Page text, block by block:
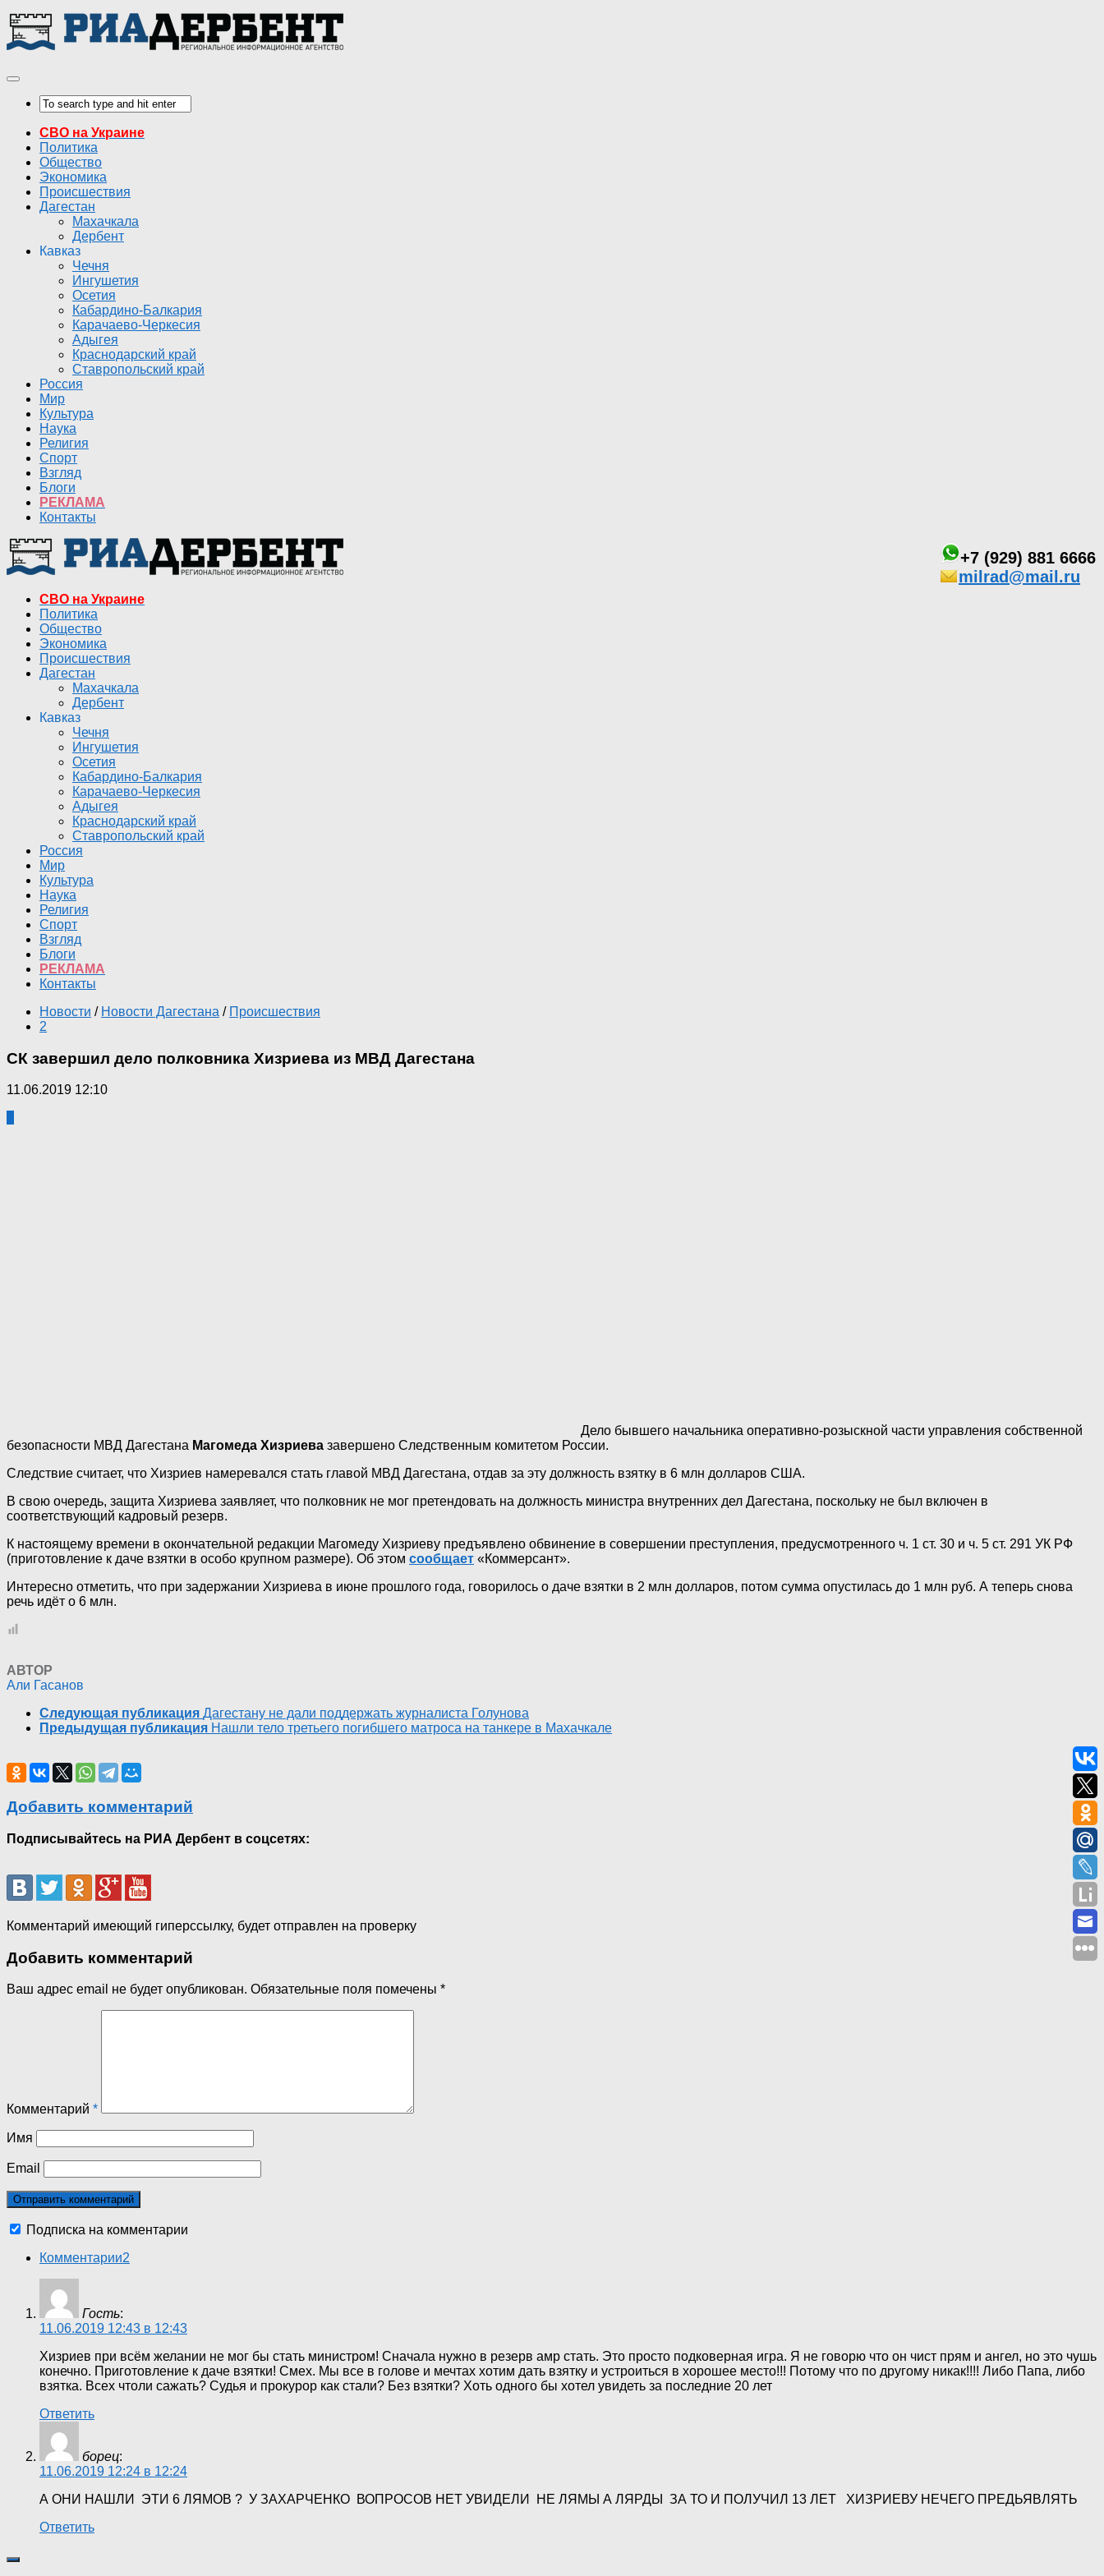
СВО на Украине
Политика
Общество
Экономика
Происшествия
Дагестан
Махачкала
Дербент
Кавказ
Чечня
Ингушетия
Осетия
Кабардино-Балкария
Карачаево-Черкесия
Адыгея
Краснодарский край
Ставропольский край
Россия
Мир
Культура
Наука
Религия
Спорт
Взгляд
Блоги
РЕКЛАМА
Контакты
+7 (929) 881 6666
milrad@mail.ru
СВО на Украине
Политика
Общество
Экономика
Происшествия
Дагестан
Махачкала
Дербент
Кавказ
Чечня
Ингушетия
Осетия
Кабардино-Балкария
Карачаево-Черкесия
Адыгея
Краснодарский край
Ставропольский край
Россия
Мир
Культура
Наука
Религия
Спорт
Взгляд
Блоги
РЕКЛАМА
Контакты
Новости / Новости Дагестана / Происшествия
2
СК завершил дело полковника Хизриева из МВД Дагестана
11.06.2019 12:10
Дело бывшего начальника оперативно-розыскной части управления собственной
безопасности МВД Дагестана Магомеда Хизриева завершено Следственным комитетом России.
Следствие считает, что Хизриев намеревался стать главой МВД Дагестана, отдав за эту должность взятку в 6 млн долларов США.
В свою очередь, защита Хизриева заявляет, что полковник не мог претендовать на должность министра внутренних дел Дагестана, поскольку не был включен в
соответствующий кадровый резерв.
К настоящему времени в окончательной редакции Магомеду Хизриеву предъявлено обвинение в совершении преступления, предусмотренного ч. 1 ст. 30 и ч. 5 ст. 291 УК РФ
(приготовление к даче взятки в особо крупном размере). Об этом сообщает «Коммерсант».
Интересно отметить, что при задержании Хизриева в июне прошлого года, говорилось о даче взятки в 2 млн долларов, потом сумма опустилась до 1 млн руб. А теперь снова
речь идёт о 6 млн.
АВТОР
Али Гасанов
Следующая публикация Дагестану не дали поддержать журналиста Голунова
Предыдущая публикация Нашли тело третьего погибшего матроса на танкере в Махачкале
Добавить комментарий
Подписывайтесь на РИА Дербент в соцсетях:
Комментарий имеющий гиперссылку, будет отправлен на проверку
Добавить комментарий
Ваш адрес email не будет опубликован. Обязательные поля помечены *
Комментарий *
Имя
Email
Подписка на комментарии
Комментарии2
Гость:
11.06.2019 12:43 в 12:43
Хизриев при всём желании не мог бы стать министром! Сначала нужно в резерв амр стать. Это просто подковерная игра. Я не говорю что он чист прям и ангел, но это чушь
конечно. Приготовление к даче взятки! Смех. Мы все в голове и мечтах хотим дать взятку и устроиться в хорошее место!!! Потому что по другому никак!!!! Либо Папа, либо
взятка. Всех чтоли сажать? Судья и прокурор как стали? Без взятки? Хоть одного бы хотел увидеть за последние 20 лет
Ответить
борец:
11.06.2019 12:24 в 12:24
А ОНИ НАШЛИ ЭТИ 6 ЛЯМОВ ? У ЗАХАРЧЕНКО ВОПРОСОВ НЕТ УВИДЕЛИ НЕ ЛЯМЫ А ЛЯРДЫ ЗА ТО И ПОЛУЧИЛ 13 ЛЕТ ХИЗРИЕВУ НЕЧЕГО ПРЕДЬЯВЛЯТЬ
Ответить